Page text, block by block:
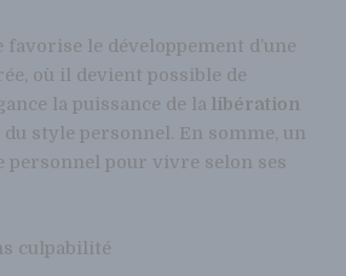
le développement d’une
où il devient possible de
la puissance de lalibération
style personnel. En somme, un
personnel pour vivre selon ses
culpabilité